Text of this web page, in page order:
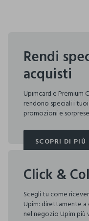
Rendi
acquisti
Upimcard e Premium
rendono speciali i
promozioni e
SCOPRI DI PIÙ
SCOPRI DI PIÙ
Click &
Scegli tu come
Upim: direttamente a
nel negozio Upim più